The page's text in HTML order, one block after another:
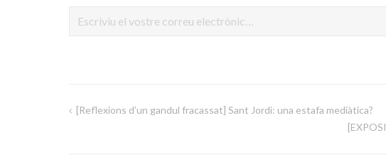
Navegació
[Reflexions d’un gandul fracassat] Sant Jordi: una estafa mediàtica?